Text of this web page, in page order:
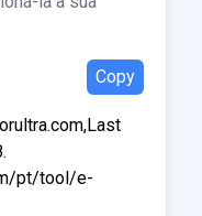
Copy
pt/tool/e-